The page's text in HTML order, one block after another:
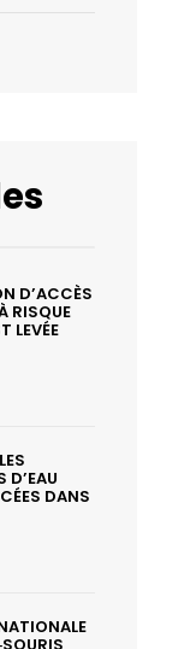
D’ACCÈS
RISQUE
LEVÉE
D’EAU
DANS